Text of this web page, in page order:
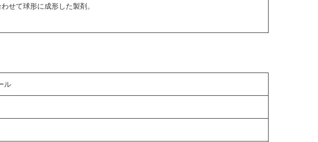
せて球形に成形した製剤。
ル